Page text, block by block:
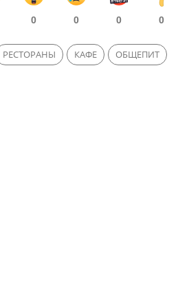
0 0 0 0
РЕСТОРАНЫ КАФЕ ОБЩЕПИТ